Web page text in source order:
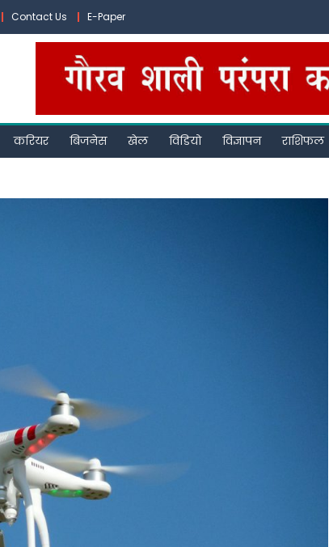
Contact Us E-Paper
करियर बिजनेस खेल विडियो विज्ञापन राशिफल